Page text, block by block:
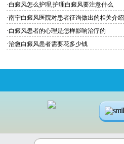
·白癜风怎么护理,护理白癜风要注意什么
·南宁白癜风医院对患者征询做出的相关介绍
·白癜风患者的心理是怎样影响治疗的
·治愈白癜风患者需要花多少钱